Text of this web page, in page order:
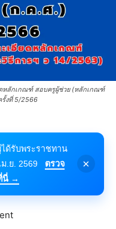
หลักเกณฑ์ สอบครูผู้ช่วย (หลักเกณฑ์
รั้งที่ 5/2566
ด้รับพระราชทาน
.ย. 2569
ตรวจ
นี่ →
×